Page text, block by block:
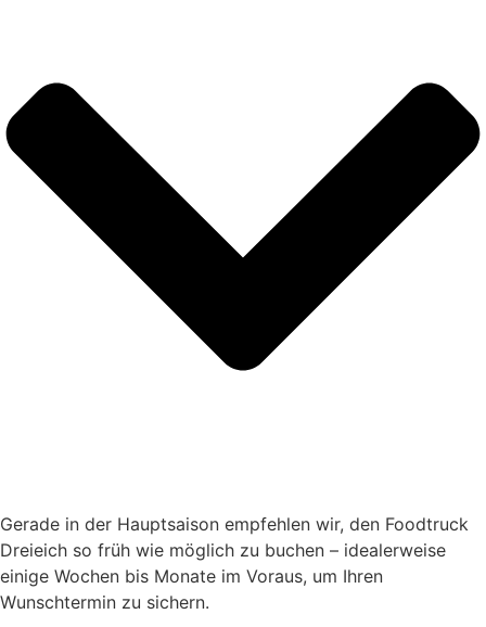
Gerade in der Hauptsaison empfehlen wir, den Foodtruck
Dreieich so früh wie möglich zu buchen – idealerweise
einige Wochen bis Monate im Voraus, um Ihren
Wunschtermin zu sichern.